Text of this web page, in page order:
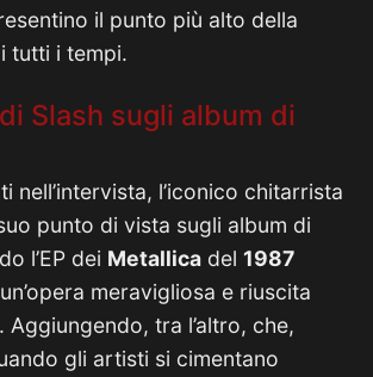
il punto più alto della
tutti i tempi.
Slash sugli album di
nell’intervista, l’iconico chitarrista
punto di vista sugli album di
l’EP dei Metallica del 1987
meravigliosa e riuscita
tra l’altro, che,
gli artisti si cimentano